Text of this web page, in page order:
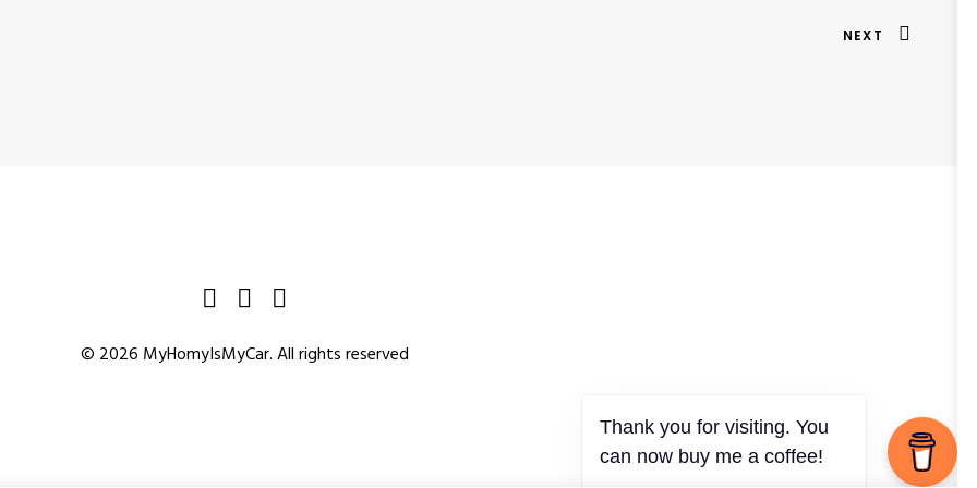
NEXT
© 2026 MyHomyIsMyCar. All rights reserved
Thank you for visiting. You
can now buy me a coffee!